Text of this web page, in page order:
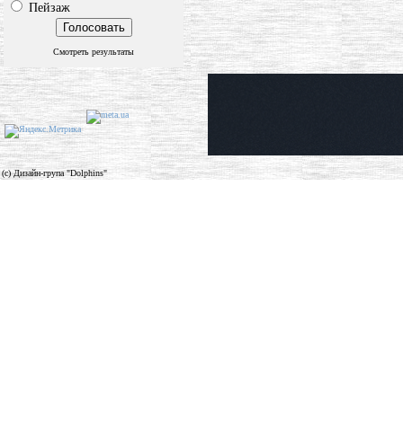
Пейзаж
Смотреть результаты
(c) Дизайн-група "Dolphins"